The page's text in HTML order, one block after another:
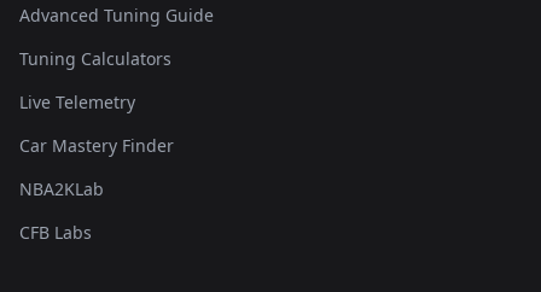
Advanced Tuning Guide
Tuning Calculators
Live Telemetry
Car Mastery Finder
NBA2KLab
CFB Labs